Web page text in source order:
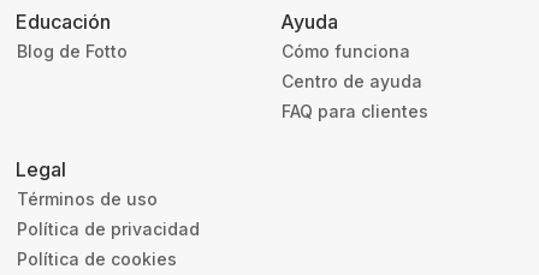
Educación
Blog de Fotto
Ayuda
Cómo funciona
Centro de ayuda
FAQ para clientes
Legal
Términos de uso
Política de privacidad
Política de cookies